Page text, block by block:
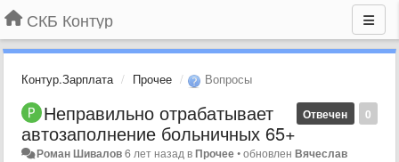
СКБ Контур
Контур.Зарплата Прочее Вопросы
0
Отвечен
Неправильно отрабатывает
автозаполнение больничных 65+
Роман Шивалов6 лет назад вПрочее•обновленВячеслав